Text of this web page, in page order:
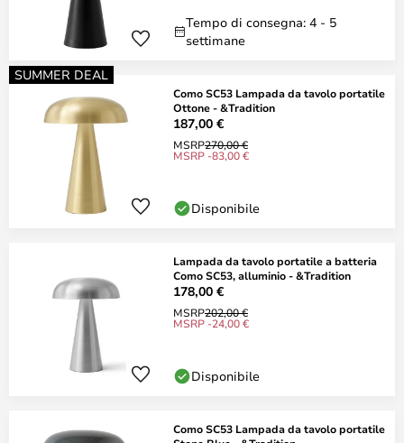
Tempo di consegna: 4 - 5
settimane
SUMMER DEAL
Como SC53 Lampada da tavolo portatile
Ottone - &Tradition
187,00 €
MSRP270,00 €
MSRP -83,00 €
Disponibile
Lampada da tavolo portatile a batteria
Como SC53, alluminio - &Tradition
178,00 €
MSRP202,00 €
MSRP -24,00 €
Disponibile
Como SC53 Lampada da tavolo portatile